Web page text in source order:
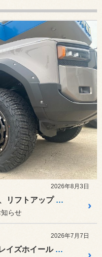
2026年8月3日
トヨタ ランクル250 ホイール、リフトアップ などなど♫
らせ
2026年7月7日
スズキ ジムニー レイズホイール 交換